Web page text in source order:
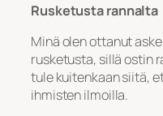
Rusketusta rannalta
Minä olen ottanut
rusketusta, sillä ostin
tule kuitenkaan siitä,
ihmisten ilmoilla.